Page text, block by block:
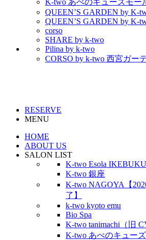
QUEEN’S GARDEN by K-
QUEEN’S GARDEN by K-
corso
SHARE by k-two
Pilina by k-two
CORSO by k-two 西宮ガー
RESERVE
MENU
HOME
ABOUT US
SALON LIST
K-two Esola
K-two 銀座
K-two NAGOYA【
了】
k-two kyoto emu
Bio Spa
K-two tanimachi（旧
K-two あべのキュー